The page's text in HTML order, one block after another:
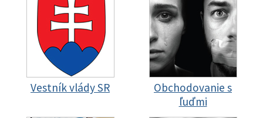
Vestník vlády SR
Obchodovanie s
ľuďmi